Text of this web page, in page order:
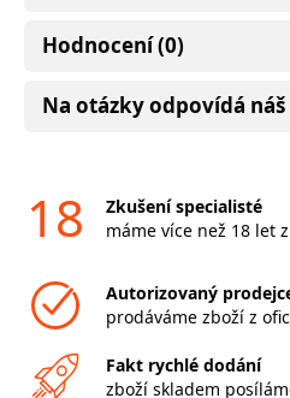
Hodnocení (0)
Na otázky odpovídá
18
Zkušení specialisté
máme více než 18 let
Autorizovaný
prodáváme zboží z
Fakt rychlé dodání
zboží skladem